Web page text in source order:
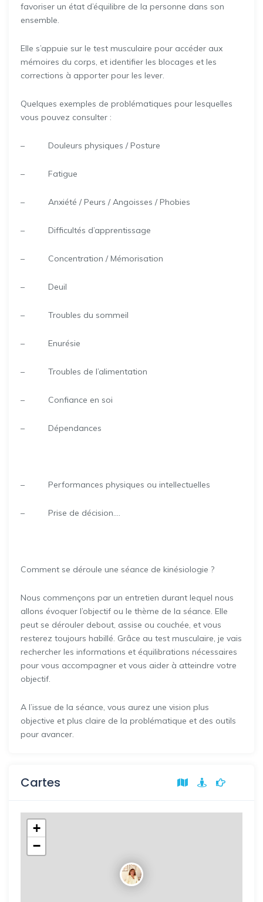
favoriser un état d’équilibre de la personne dans son
ensemble.
Elle s’appuie sur le test musculaire pour accéder aux
mémoires du corps, et identifier les blocages et les
corrections à apporter pour les lever.
Quelques exemples de problématiques pour lesquelles
vous pouvez consulter :
– Douleurs physiques / Posture
– Fatigue
– Anxiété / Peurs / Angoisses / Phobies
– Difficultés d’apprentissage
– Concentration / Mémorisation
– Deuil
– Troubles du sommeil
– Enurésie
– Troubles de l’alimentation
– Confiance en soi
– Dépendances
– Performances physiques ou intellectuelles
– Prise de décision….
Comment se déroule une séance de kinésiologie ?
Nous commençons par un entretien durant lequel nous
allons évoquer l’objectif ou le thème de la séance. Elle
peut se dérouler debout, assise ou couchée, et vous
resterez toujours habillé. Grâce au test musculaire, je vais
rechercher les informations et équilibrations nécessaires
pour vous accompagner et vous aider à atteindre votre
objectif.
A l’issue de la séance, vous aurez une vision plus
objective et plus claire de la problématique et des outils
pour avancer.
Cartes
+
−